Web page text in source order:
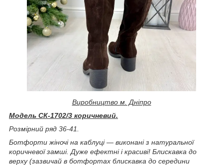
Виробництво м. Дніпро
Модель СК-1702/3 коричневий.
Розмірний ряд 36-41.
Ботфорти жіночі на каблуці ― виконані з натуральної
коричневої замші. Дуже ефектні і красиві! Блискавка до
верху (зазвичай в ботфортах блискавка до середини